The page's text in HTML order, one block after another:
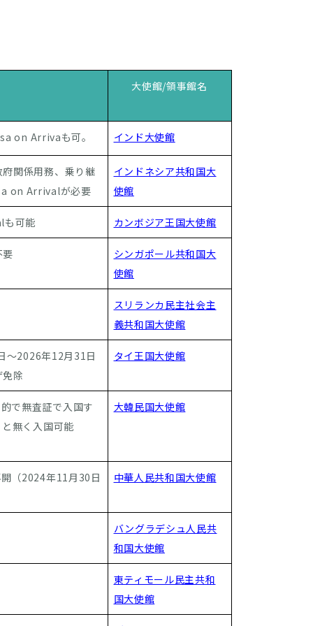
大使館/領事館名
on Arrivaも可。 インド大使館
関係用務、乗り継
on Arrivalが必要
インドネシア共和国大
使館
も可能 カンボジア王国大使館
シンガポール共和国大
使館
スリランカ民主社会主
義共和国大使館
～2026年12月31日
除
タイ王国大使館
で無査証で入国す
無く入国可能
大韓民国大使館
（2024年11月30日 中華人民共和国大使館
バングラデシュ人民共
和国大使館
東ティモール民主共和
国大使館